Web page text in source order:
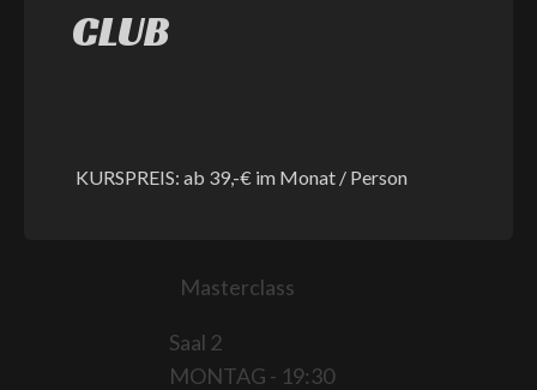
CLUB
KURSPREIS: ab 39,-€ im Monat / Person
Masterclass
Saal 2
MONTAG - 19:30